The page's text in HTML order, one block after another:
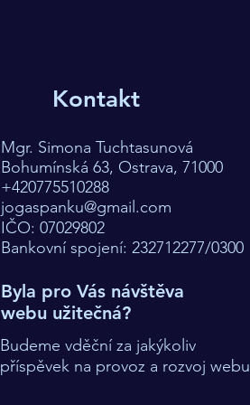
Kontakt
Mgr. Simona Tuchtasunová
Bohumínská 63, Ostrava, 71000
+420775510288
jogaspanku@gmail.com
IČO: 07029802
Bankovní spojení: 232712277/0300
Byla pro Vás návštěva
webu užitečná?
Budeme vděční za jakýkoliv
příspěvek na provoz a rozvoj webu